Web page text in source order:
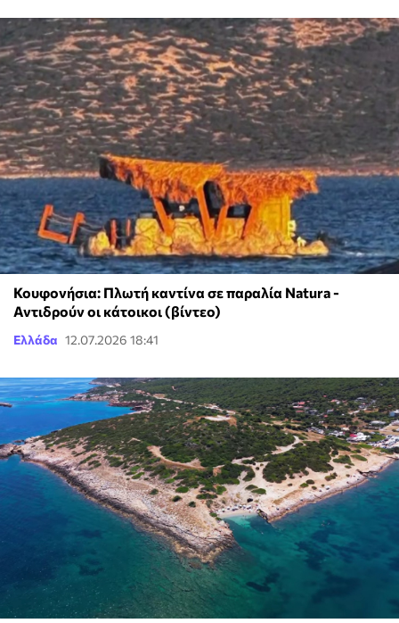
Κουφονήσια: Πλωτή καντίνα σε παραλία Natura -
Αντιδρούν οι κάτοικοι (βίντεο)
Ελλάδα 12.07.2026 18:41